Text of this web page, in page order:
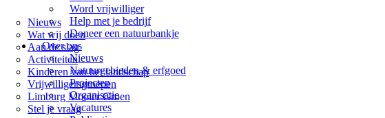
Nieuws
Wat wij doen
Aan de slag
Activiteiten
Kinderen van het landschap
Vrijwilligersgroepen
Limburg Mooier Groen
Stel je vraag
Word vrijwilliger
Help met je bedrijf
Doneer een natuurbankje
Over ons
Nieuws
Natuurgebieden & erfgoed
Projecten
Organisatie
Vacatures